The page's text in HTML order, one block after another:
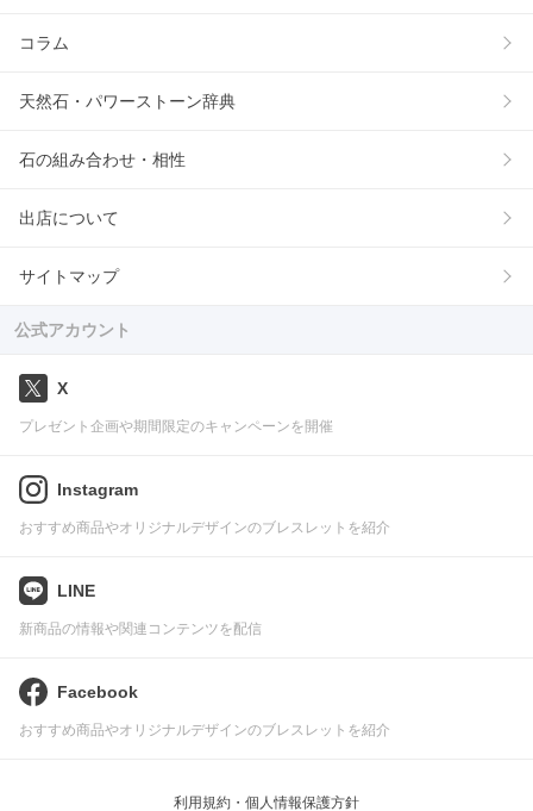
コラム
天然石・パワーストーン辞典
石の組み合わせ・相性
出店について
サイトマップ
公式アカウント
X
プレゼント企画や期間限定のキャンペーンを開催
Instagram
おすすめ商品やオリジナルデザインのブレスレットを紹介
LINE
新商品の情報や関連コンテンツを配信
Facebook
おすすめ商品やオリジナルデザインのブレスレットを紹介
利用規約・個人情報保護方針